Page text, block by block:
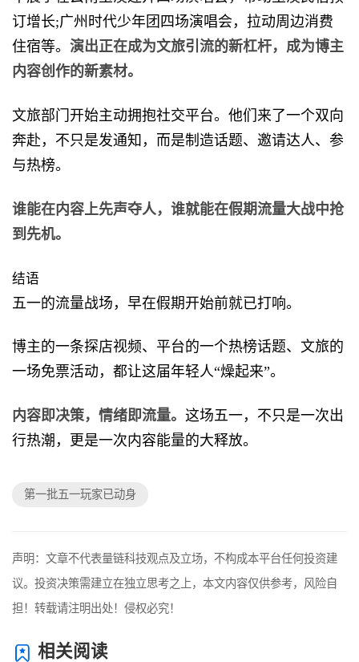
订增长;广州时代少年团四场演唱会，拉动周边消费
住宿等。 演出正在成为文旅引流的新杠杆，成为博主
内容创作的新素材。
文旅部门开始主动拥抱社交平台。他们来了一个双向
奔赴，不只是发通知，而是制造话题、邀请达人、参
与热榜。
谁能在内容上先声夺人，谁就能在假期流量大战中抢
到先机。
结语
五一的流量战场，早在假期开始前就已打响。
博主的一条探店视频、平台的一个热榜话题、文旅的
一场免票活动，都让这届年轻人“燥起来”。
内容即决策，情绪即流量。 这场五一，不只是一次出
行热潮，更是一次内容能量的大释放。
第一批五一玩家已动身
声明：文章不代表量链科技观点及立场，不构成本平台任何投资建
议。投资决策需建立在独立思考之上，本文内容仅供参考，风险自
担！转载请注明出处！侵权必究！
相关阅读